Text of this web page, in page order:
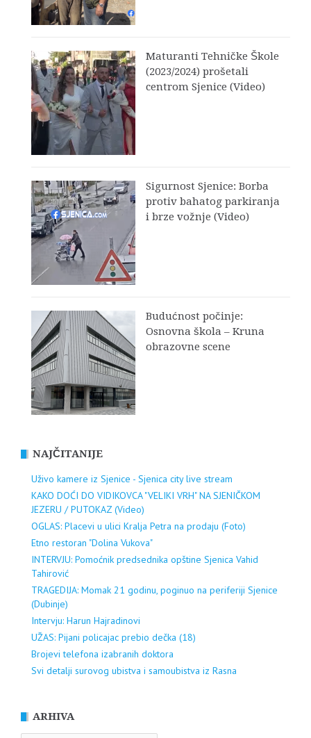
Maturanti Tehničke Škole
(2023/2024) prošetali
centrom Sjenice (Video)
Sigurnost Sjenice: Borba
protiv bahatog parkiranja
i brze vožnje (Video)
Budućnost počinje:
Osnovna škola – Kruna
obrazovne scene
NAJČITANIJE
Uživo kamere iz Sjenice - Sjenica city live stream
KAKO DOĆI DO VIDIKOVCA "VELIKI VRH" NA SJENIČKOM
JEZERU / PUTOKAZ (Video)
OGLAS: Placevi u ulici Kralja Petra na prodaju (Foto)
Etno restoran "Dolina Vukova"
INTERVJU: Pomoćnik predsednika opštine Sjenica Vahid
Tahirović
TRAGEDIJA: Momak 21 godinu, poginuo na periferiji Sjenice
(Dubinje)
Intervju: Harun Hajradinovi
UŽAS: Pijani policajac prebio dečka (18)
Brojevi telefona izabranih doktora
Svi detalji surovog ubistva i samoubistva iz Rasna
ARHIVA